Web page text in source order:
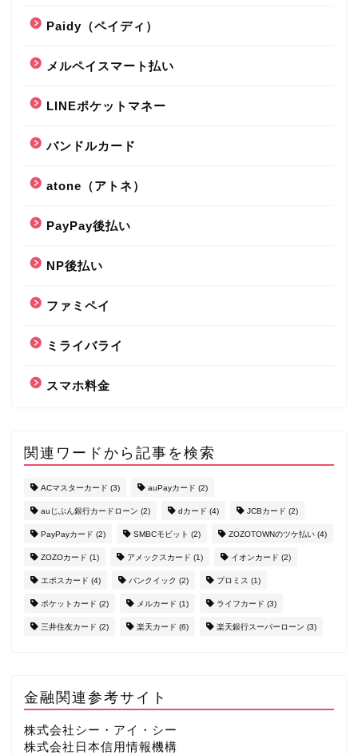
Paidy（ペイディ）
メルペイスマート払い
LINEポケットマネー
バンドルカード
atone（アトネ）
PayPay後払い
NP後払い
ファミペイ
ミライバライ
スマホ料金
関連ワードから記事を検索
ACマスターカード (3) auPayカード (2)
auじぶん銀行カードローン (2) dカード (4) JCBカード (2)
PayPayカード (2) SMBCモビット (2) ZOZOTOWNのツケ払い (4)
ZOZOカード (1) アメックスカード (1) イオンカード (2)
エポスカード (4) バンクイック (2) プロミス (1)
ポケットカード (2) メルカード (1) ライフカード (3)
三井住友カード (2) 楽天カード (6) 楽天銀行スーパーローン (3)
金融関連参考サイト
株式会社シー・アイ・シー
株式会社日本信用情報機構
クレジットカード
ZOZOTOWNのツケ払い